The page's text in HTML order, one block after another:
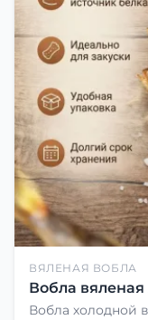
ВЯЛЕНАЯ ВОБЛА
Вобла вяленая
Вобла холодной